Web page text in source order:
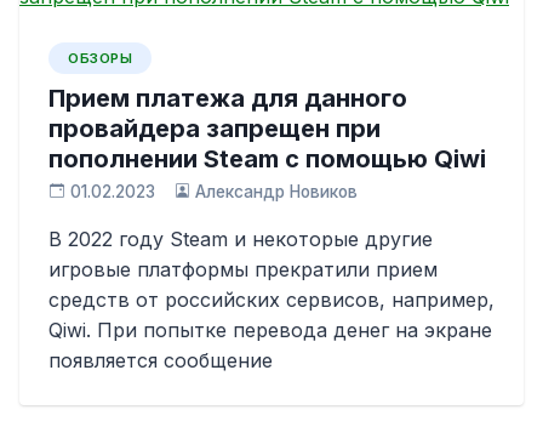
ОБЗОРЫ
Прием платежа для данного
провайдера запрещен при
пополнении Steam с помощью Qiwi
01.02.2023 Александр Новиков
В 2022 году Steam и некоторые другие
игровые платформы прекратили прием
средств от российских сервисов, например,
Qiwi. При попытке перевода денег на экране
появляется сообщение